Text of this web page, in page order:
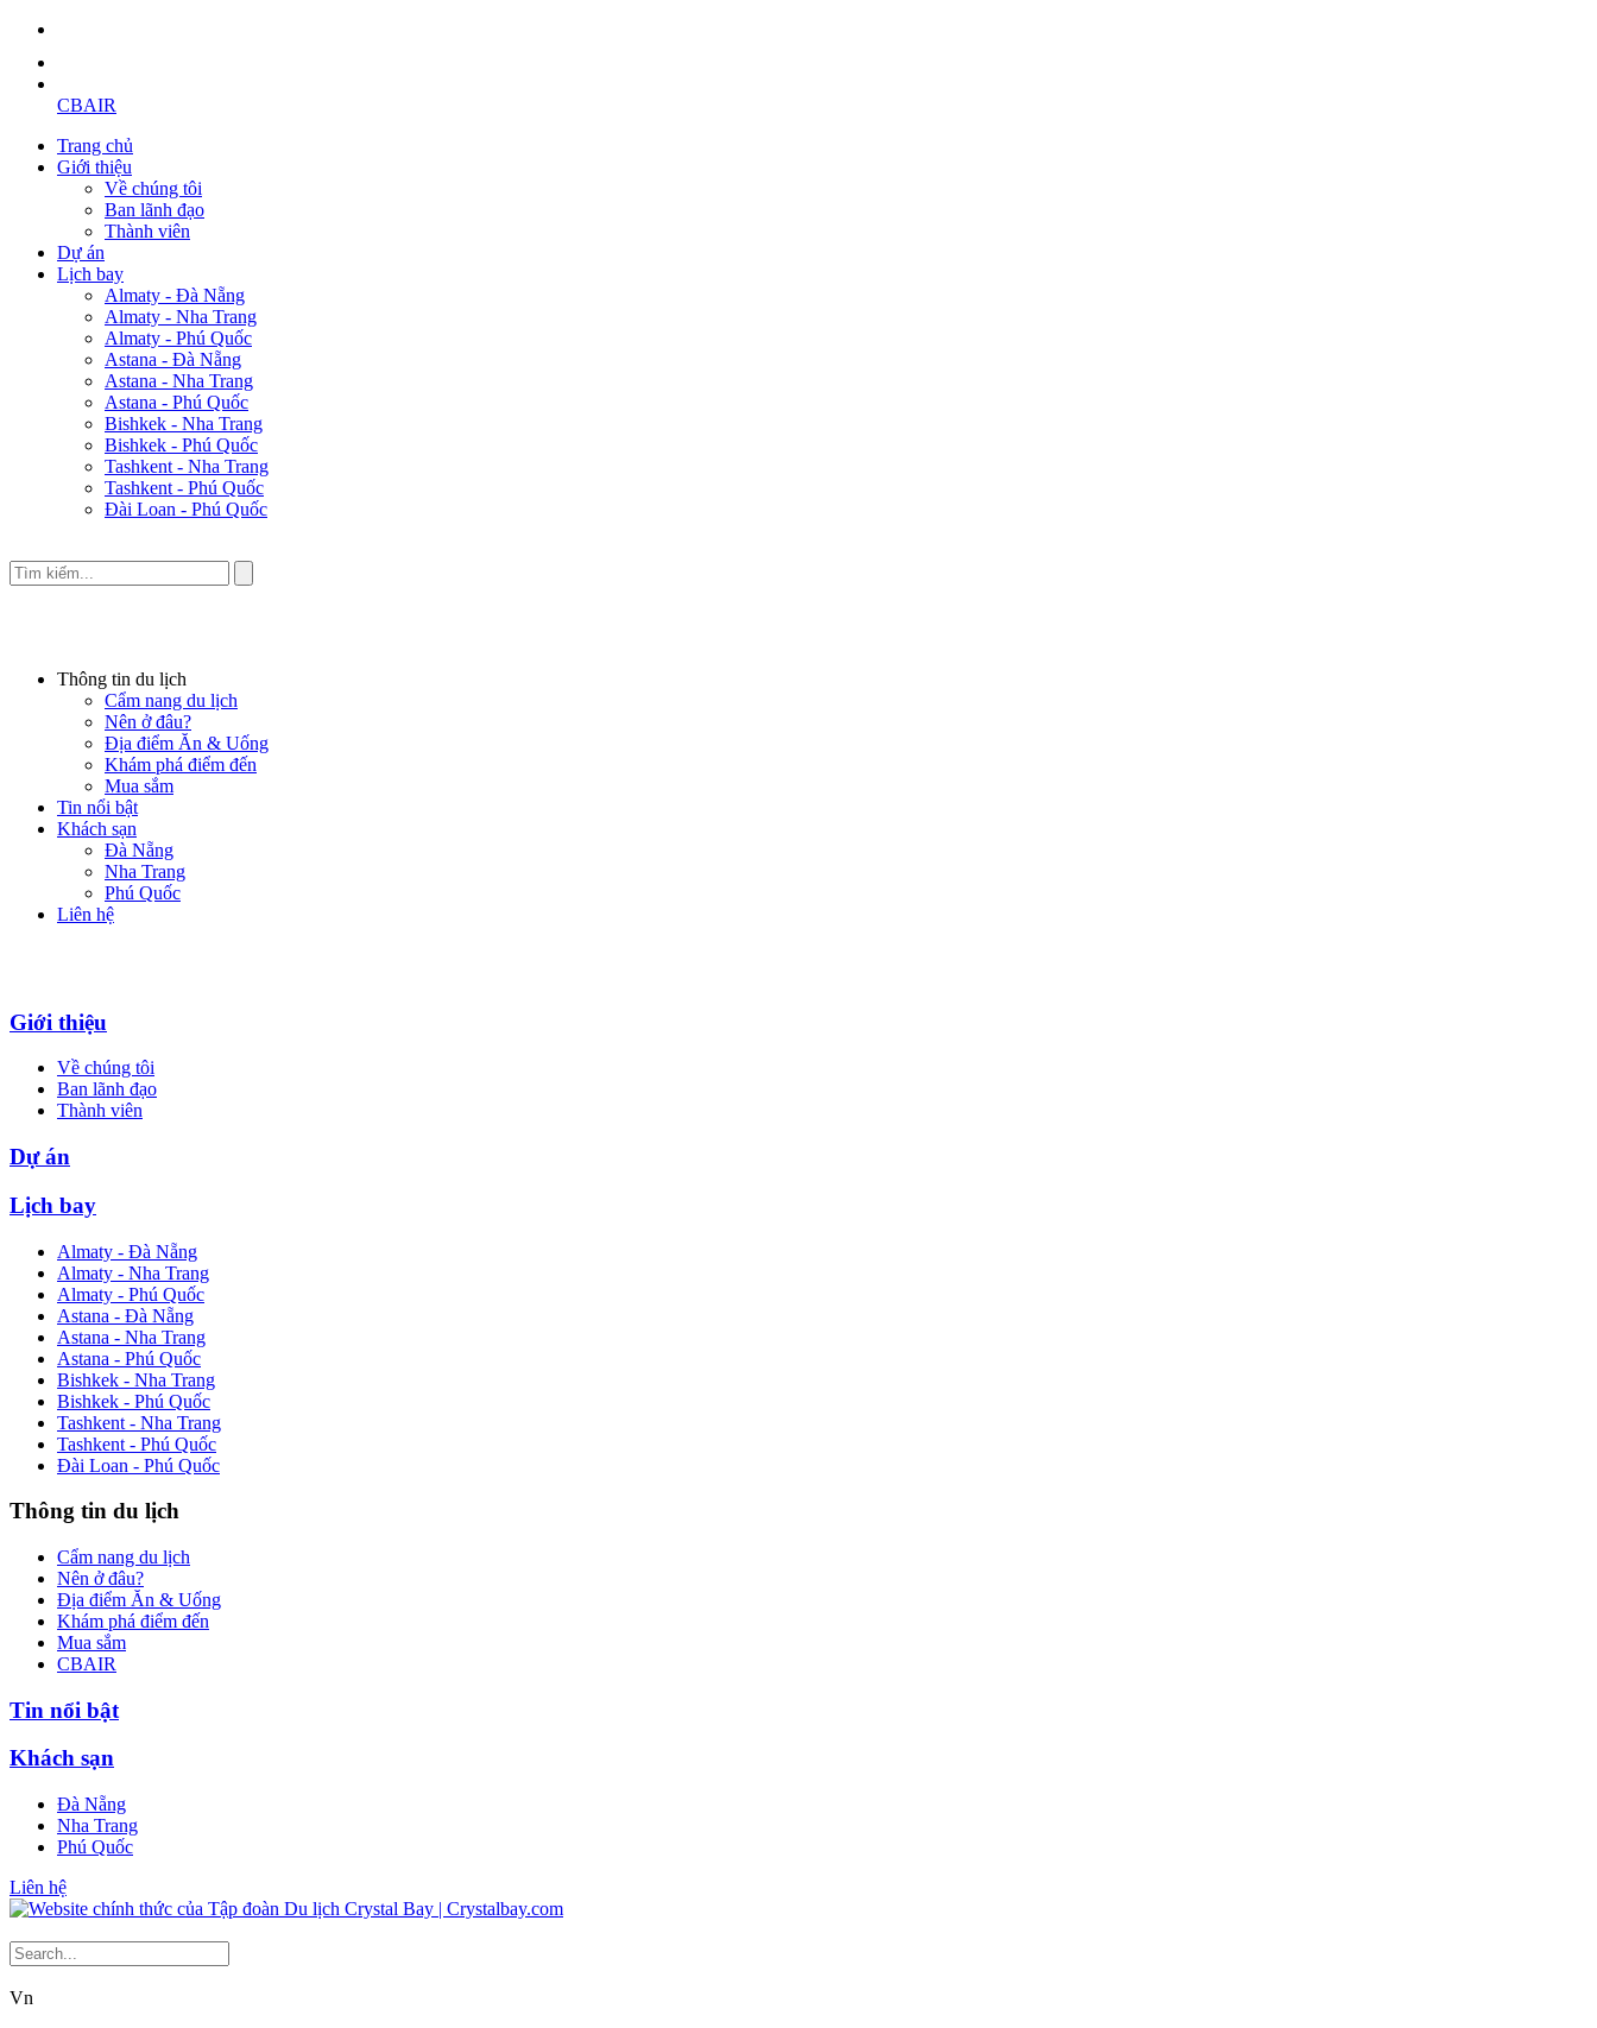
CBAIR
Trang chủ
Giới thiệu
Về chúng tôi
Ban lãnh đạo
Thành viên
Dự án
Lịch bay
Almaty - Đà Nẵng
Almaty - Nha Trang
Almaty - Phú Quốc
Astana - Đà Nẵng
Astana - Nha Trang
Astana - Phú Quốc
Bishkek - Nha Trang
Bishkek - Phú Quốc
Tashkent - Nha Trang
Tashkent - Phú Quốc
Đài Loan - Phú Quốc
Thông tin du lịch
Cẩm nang du lịch
Nên ở đâu?
Địa điểm Ăn & Uống
Khám phá điểm đến
Mua sắm
Tin nổi bật
Khách sạn
Đà Nẵng
Nha Trang
Phú Quốc
Liên hệ
Giới thiệu
Về chúng tôi
Ban lãnh đạo
Thành viên
Dự án
Lịch bay
Almaty - Đà Nẵng
Almaty - Nha Trang
Almaty - Phú Quốc
Astana - Đà Nẵng
Astana - Nha Trang
Astana - Phú Quốc
Bishkek - Nha Trang
Bishkek - Phú Quốc
Tashkent - Nha Trang
Tashkent - Phú Quốc
Đài Loan - Phú Quốc
Thông tin du lịch
Cẩm nang du lịch
Nên ở đâu?
Địa điểm Ăn & Uống
Khám phá điểm đến
Mua sắm
CBAIR
Tin nổi bật
Khách sạn
Đà Nẵng
Nha Trang
Phú Quốc
Liên hệ
Vn